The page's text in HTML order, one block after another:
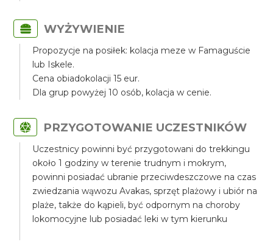
WYŻYWIENIE
Propozycje na posiłek: kolacja meze w Famaguście
lub Iskele.
Cena obiadokolacji 15 eur.
Dla grup powyżej 10 osób, kolacja w cenie.
PRZYGOTOWANIE UCZESTNIKÓW
Uczestnicy powinni być przygotowani do trekkingu
około 1 godziny w terenie trudnym i mokrym,
powinni posiadać ubranie przeciwdeszczowe na czas
zwiedzania wąwozu Avakas, sprzęt plażowy i ubiór na
plaże, także do kąpieli, być odpornym na choroby
lokomocyjne lub posiadać leki w tym kierunku